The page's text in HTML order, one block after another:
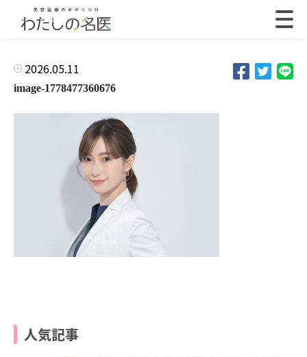
2026.05.11
image-1778477360676
人気記事